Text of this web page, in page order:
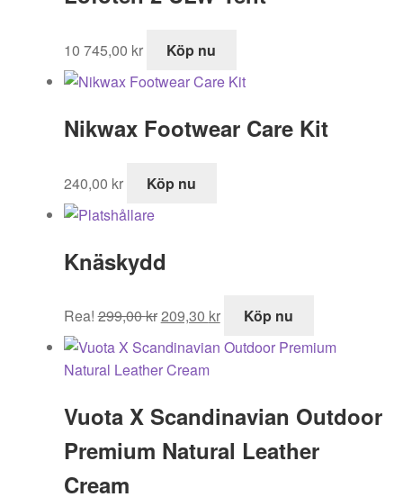
10 745,00 kr Köp nu
Nikwax Footwear Care Kit
240,00 kr Köp nu
Knäskydd
Rea! 299,00kr
ursprungliga
priset
var:
209,30 kr
nuvarande
priset
Köp nu
Vuota X Scandinavian Outdoor
Premium Natural Leather
Cream